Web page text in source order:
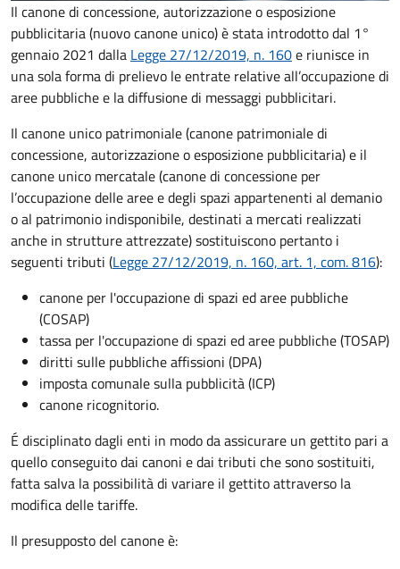
Il canone di concessione, autorizzazione o esposizione
pubblicitaria (nuovo canone unico) è stata introdotto dal 1°
gennaio 2021 dalla Legge 27/12/2019, n. 160e riunisce in
una sola forma di prelievo le entrate relative all’occupazione di
aree pubbliche e la diffusione di messaggi pubblicitari.
Il canone unico patrimoniale (canone patrimoniale di
concessione, autorizzazione o esposizione pubblicitaria) e il
canone unico mercatale (canone di concessione per
l’occupazione delle aree e degli spazi appartenenti al demanio
o al patrimonio indisponibile, destinati a mercati realizzati
anche in strutture attrezzate) sostituiscono pertanto i
seguenti tributi (Legge 27/12/2019, n. 160, art. 1, com. 816):
canone per l'occupazione di spazi ed aree pubbliche
(COSAP)
tassa per l'occupazione di spazi ed aree pubbliche (TOSAP)
diritti sulle pubbliche affissioni (DPA)
imposta comunale sulla pubblicità (ICP)
canone ricognitorio.
É disciplinato dagli enti in modo da assicurare un gettito pari a
quello conseguito dai canoni e dai tributi che sono sostituiti,
fatta salva la possibilità di variare il gettito attraverso la
modifica delle tariffe.
Il presupposto del canone è: